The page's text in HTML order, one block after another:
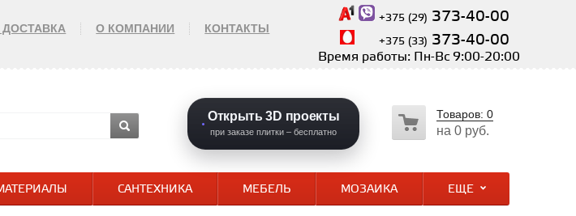
О КОМПАНИИ КОНТАКТЫ
+375 (29) 373-40-00
+375 (33) 373-40-00
Время работы: Пн-Вс 9:00-20:00
Открыть 3D проекты
при заказе плитки – бесплатно
Товаров: 0
на 0 руб.
САНТЕХНИКА МЕБЕЛЬ МОЗАИКА ЕЩЕ